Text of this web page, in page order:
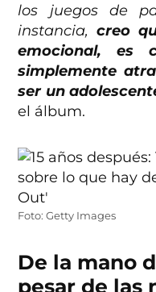
los juegos de
instancia,creo
emocional, es
simplemente
ser un
el álbum.
Foto: Getty Images
De la mano
pesar de las